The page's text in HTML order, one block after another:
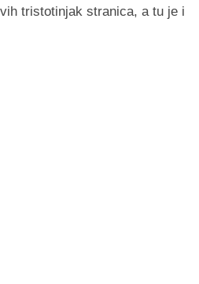
tristotinjak stranica, a tu je i